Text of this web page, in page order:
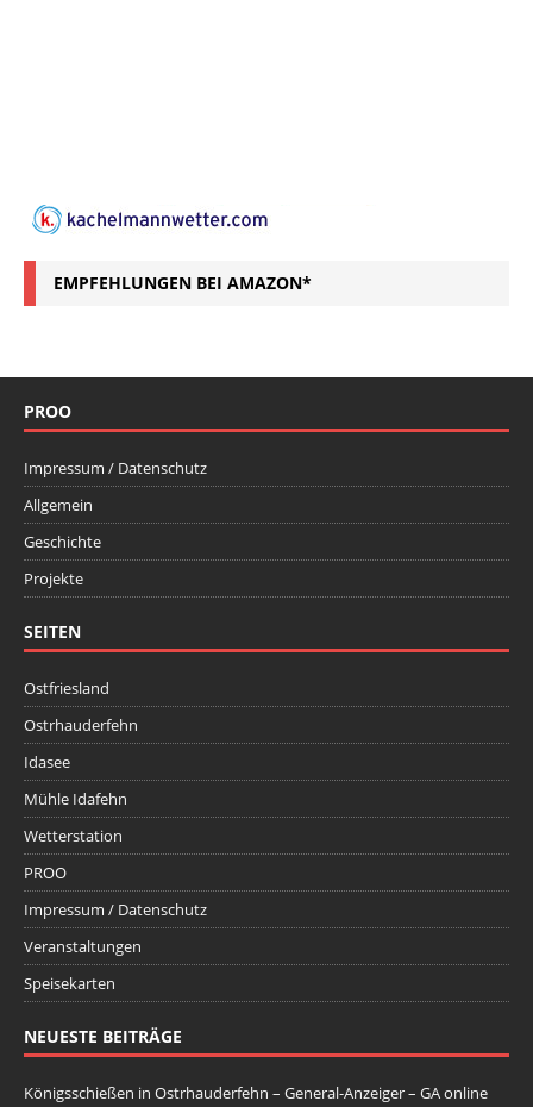
EMPFEHLUNGEN BEI AMAZON*
PROO
Impressum / Datenschutz
Allgemein
Geschichte
Projekte
SEITEN
Ostfriesland
Ostrhauderfehn
Idasee
Mühle Idafehn
Wetterstation
PROO
Impressum / Datenschutz
Veranstaltungen
Speisekarten
NEUESTE BEITRÄGE
Königsschießen in Ostrhauderfehn – General-Anzeiger – GA online